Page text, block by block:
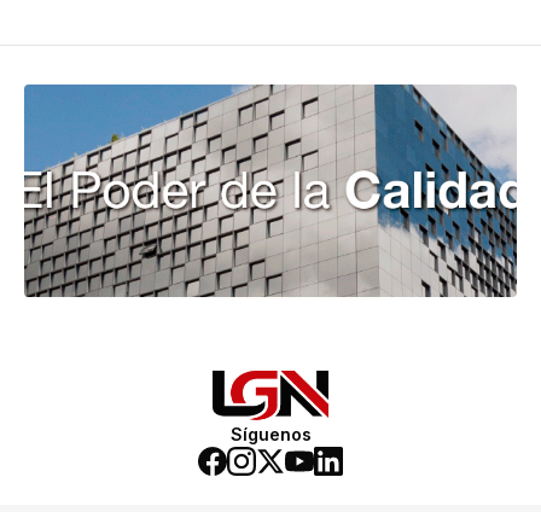
Síguenos